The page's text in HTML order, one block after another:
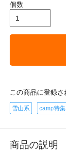
個数
この商品に登録
雪山系 camp特集
商品の説明